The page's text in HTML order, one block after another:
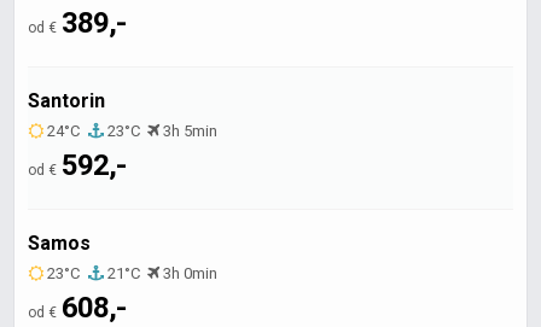
od € 389,-
Santorin
24°C 23°C 3h 5min
od € 592,-
Samos
23°C 21°C 3h 0min
od € 608,-